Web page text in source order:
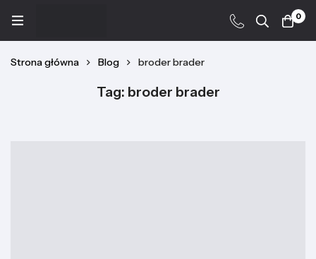
0
Strona główna Blog broder brader
Tag: broder brader